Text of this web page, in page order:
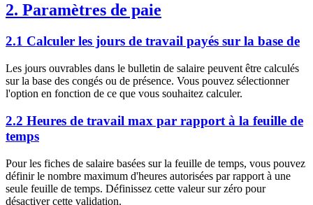
2. Paramètres de paie
2.1 Calculer les jours de travail payés sur la base de
Les jours ouvrables dans le bulletin de salaire peuvent être calculés
sur la base des congés ou de présence. Vous pouvez sélectionner
l'option en fonction de ce que vous souhaitez calculer.
2.2 Heures de travail max par rapport à la feuille de
temps
Pour les fiches de salaire basées sur la feuille de temps, vous pouvez
définir le nombre maximum d'heures autorisées par rapport à une
seule feuille de temps. Définissez cette valeur sur zéro pour
désactiver cette validation.